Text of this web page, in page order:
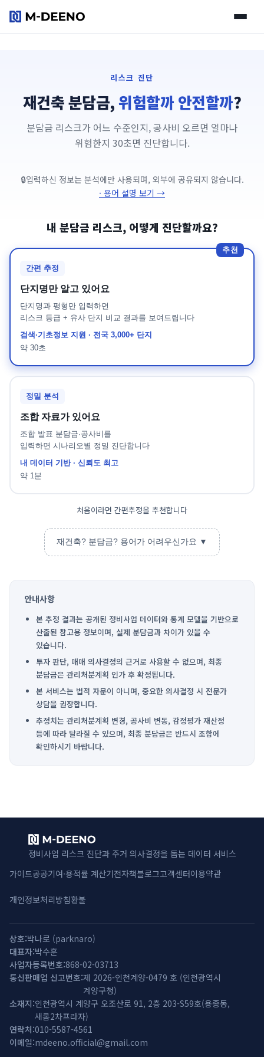
동네 브리핑
플랜어시스트
리포트
전자책
공지사항
문의
무료 회원가입
리스크 진단
재건축 분담금,위험할까 안전할까?
분담금 리스크가 어느 수준인지, 공사비 오르면 얼마나
위험한지 30초면 진단합니다.
입력하신 정보는 분석에만 사용되며, 외부에 공유되지 않습니다.
· 용어 설명 보기 →
내 분담금 리스크, 어떻게 진단할까요?
추천
간편 추정
단지명만 알고 있어요
단지명과 평형만 입력하면
리스크 등급 + 유사 단지 비교 결과를 보여드립니다
검색·기초정보 지원 · 전국 3,000+ 단지
약 30초
정밀 분석
조합 자료가 있어요
조합 발표 분담금·공사비를
입력하면 시나리오별 정밀 진단합니다
내 데이터 기반 · 신뢰도 최고
약 1분
처음이라면 간편추정을 추천합니다
재건축? 분담금? 용어가 어려우신가요 ▼
안내사항
본 추정 결과는 공개된 정비사업 데이터와 통계 모델을 기반으로
산출된 참고용 정보이며, 실제 분담금과 차이가 있을 수
있습니다.
투자 판단, 매매 의사결정의 근거로 사용할 수 없으며, 최종
분담금은 관리처분계획 인가 후 확정됩니다.
본 서비스는 법적 자문이 아니며, 중요한 의사결정 시 전문가
상담을 권장합니다.
추정치는 관리처분계획 변경, 공사비 변동, 감정평가 재산정
등에 따라 달라질 수 있으며, 최종 분담금은 반드시 조합에
확인하시기 바랍니다.
정비사업 리스크 진단과 주거 의사결정을 돕는 데이터 서비스
가이드공공기여·용적률 계산기전자책블로그고객센터이용약관
개인정보처리방침환불
상호 박나로 (parknaro)
대표자 박수훈
사업자등록번호 868-02-03713
통신판매업 신고번호 제 2026-인천계양-0479 호 (인천광역시
계양구청)
소재지 인천광역시 계양구 오조산로 91, 2층 203-S59호(용종동,
새롬2차프라자)
연락처 010-5587-4561
이메일 mdeeno.official@gmail.com